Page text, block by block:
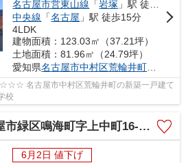
名古屋市営東山線 「岩塚 」駅 徒歩24分
中央線 「名古屋 」駅 徒歩15分
4LDK
建物面積：123.03㎡（37.21坪）
土地面積：81.96㎡（24.79坪）
愛知県名古屋市中村区荒輪井町
名古屋市中村区荒輪井町の新築一戸建て
校
海町字上中町16-7【仲介手数料無料】新築一戸建て 1号棟
6月2日 値下げ